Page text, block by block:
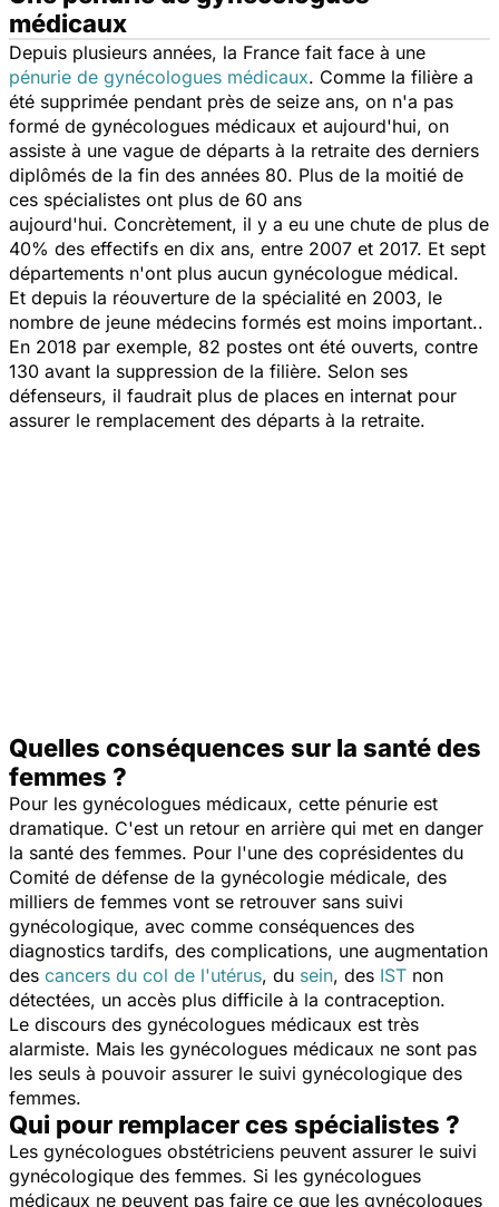
médicaux
Depuis plusieurs années, la France fait face à une
pénurie de gynécologues médicaux. Comme la filière a
été supprimée pendant près de seize ans, on n'a pas
formé de gynécologues médicaux et aujourd'hui, on
assiste à une vague de départs à la retraite des derniers
diplômés de la fin des années 80. Plus de la moitié de
ces spécialistes ont plus de 60 ans
aujourd'hui. Concrètement, il y a eu une chute de plus de
40% des effectifs en dix ans, entre 2007 et 2017. Et sept
départements n'ont plus aucun gynécologue médical.
Et depuis la réouverture de la spécialité en 2003, le
nombre de jeune médecins formés est moins important..
En 2018 par exemple, 82 postes ont été ouverts, contre
130 avant la suppression de la filière. Selon ses
défenseurs, il faudrait plus de places en internat pour
assurer le remplacement des départs à la retraite.
Quelles conséquences sur la santé des
femmes ?
Pour les gynécologues médicaux, cette pénurie est
dramatique. C'est un retour en arrière qui met en danger
la santé des femmes. Pour l'une des coprésidentes du
Comité de défense de la gynécologie médicale, des
milliers de femmes vont se retrouver sans suivi
gynécologique, avec comme conséquences des
diagnostics tardifs, des complications, une augmentation
des cancers du col de l'utérus, du sein, des IST non
détectées, un accès plus difficile à la contraception.
Le discours des gynécologues médicaux est très
alarmiste. Mais les gynécologues médicaux ne sont pas
les seuls à pouvoir assurer le suivi gynécologique des
femmes.
Qui pour remplacer ces spécialistes ?
Les gynécologues obstétriciens peuvent assurer le suivi
gynécologique des femmes. Si les gynécologues
médicaux ne peuvent pas faire ce que les gynécologues